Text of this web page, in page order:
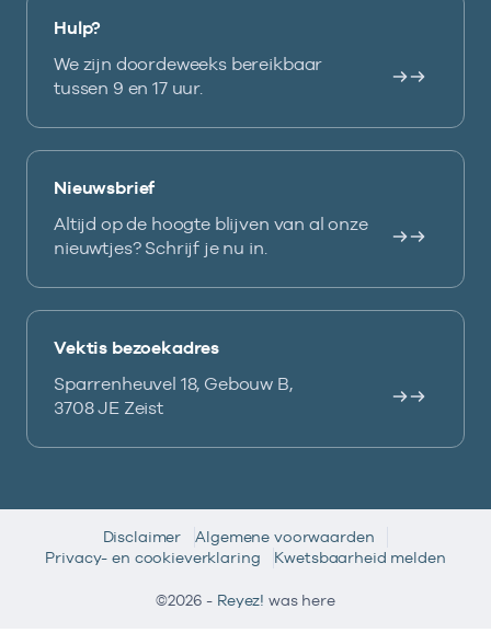
Hulp?
We zijn doordeweeks bereikbaar
tussen 9 en 17 uur.
Nieuwsbrief
Altijd op de hoogte blijven van al onze
nieuwtjes? Schrijf je nu in.
Vektis bezoekadres
Sparrenheuvel 18, Gebouw B,
3708 JE Zeist
Disclaimer
Algemene voorwaarden
Privacy- en cookieverklaring
Kwetsbaarheid melden
©2026 - Reyez! was here